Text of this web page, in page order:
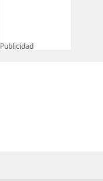
Publicidad